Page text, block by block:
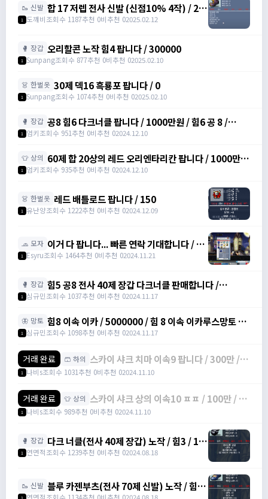
🥾 신발 합 17 저렙 전사 신발 (신점10% 4작) / 2억
/ 댓에 연락처 달아주세요
1 도꺠비조회수 1187추천 0비추천 02025.02.12
🥊 장갑 오리할콘 노작 힘4 팝니다 / 300000
1 Sunpang조회수 877추천 0비추천 02025.02.10
👗 한벌옷 30제 덱16 흑룡포 팝니다 / 0
1 Sunpang조회수 1074추천 0비추천 02025.02.10
🥊 장갑 공8 힘6 다크너클 팝니다 / 1000만원 / 힘6 공 8 /
https://open.kakao.com/o/srDmv3Wf
1 엄키조회수 951추천 0비추천 02024.12.10
👕 상의 60제 합 20상의 레드 오리엔타리칸 팝니다 / 1000만원
/ 힘16 덱4 /
1 엄키조회수 935추천 0비추천 02024.12.10
👗 한벌옷 레드 배틀로드 팝니다 / 150
1 유난양조회수 1222추천 0비추천 02024.12.09
🧢 모자 이거 다 팝니다... 빠른 연락 기대합니다 / 4
천만 메소
1 Esyru조회수 1464추천 0비추천 02024.11.21
🥊 장갑 힘5 공8 전사 40제 장갑 다크너클 판매합니다 /
6000000 / 전사 40제 공 8 장갑 /
1 심규민조회수 1037추천 0비추천 02024.11.17
🦋 망토 힘8 이속 이카 / 5000000 / 힘 8 이속 이카루스망토 /
https://open.kakao.com/o/sbe7MC0g
1 심규민조회수 1098추천 0비추천 02024.11.17
거래 완료 🩳 하의 스카이 샤크 치마 이속9 팝니다 / 300만 /
물방+1 이속+4 상옵
1 나비s조회수 1031추천 0비추천 02024.11.10
거래 완료 👕 상의 스카이 샤크 상의 이속10 ㅍㅍ / 100만 / 물
방 +1 이속+3 상옵
1 나비s조회수 989추천 0비추천 02024.11.10
🥊 장갑 다크 너클(전사 40제 장갑) 노작 / 힘3 / 13
만에 팝니다. / 130,000 /
https://open.kakao.com/o/s0DLJJJg
1 연면적조회수 1239추천 0비추천 02024.08.18
🥾 신발 블루 카젠부츠(전사 70제 신발) 노작 / 힘3 /
덱4 / 27만에 팝니다. / 270,000 /
1